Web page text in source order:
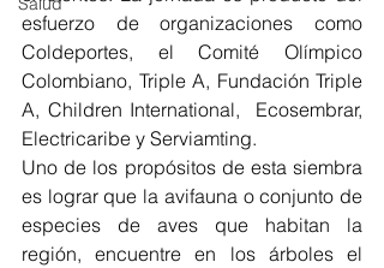
esfuerzo de organizaciones como
Coldeportes, el Comité Olímpico
Colombiano, Triple A, Fundación Triple
A, Children International,  Ecosembrar,
Electricaribe y Serviamting.
Uno de los propósitos de esta siembra
es lograr que la avifauna o conjunto de
especies de aves que habitan la
región, encuentre en los árboles el